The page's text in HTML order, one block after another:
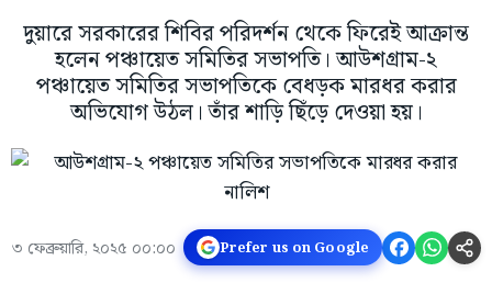
দুয়ারে সরকারের শিবির পরিদর্শন থেকে ফিরেই আক্রান্ত
হলেন পঞ্চায়েত সমিতির সভাপতি। আউশগ্রাম-২
পঞ্চায়েত সমিতির সভাপতিকে বেধড়ক মারধর করার
অভিযোগ উঠল। তাঁর শাড়ি ছিঁড়ে দেওয়া হয়।
৩ ফেব্রুয়ারি, ২০২৫ ০০:০০ Prefer us on Google